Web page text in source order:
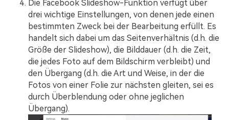
Die Facebook Slideshow-Funktion verfügt über
drei wichtige Einstellungen, von denen jede einen
bestimmten Zweck bei der Bearbeitung erfüllt. Es
handelt sich dabei um das Seitenverhältnis (d.h. die
Größe der Slideshow), die Bilddauer (d.h. die Zeit,
die jedes Foto auf dem Bildschirm verbleibt) und
den Übergang (d.h. die Art und Weise, in der die
Fotos von einer Folie zur nächsten gleiten, sei es
durch Überblendung oder ohne jeglichen
Übergang).